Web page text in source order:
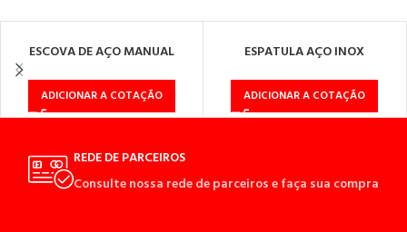
ESCOVA DE AÇO MANUAL
C/CABO DE MADEIRA 3 FILEIRAS
ADICIONAR A COTAÇÃO
ESPATULA AÇO INOX
ADICIONAR A COTAÇÃO
REDE DE PARCEIROS
Consulte nossa rede de parceiros e faça sua compra